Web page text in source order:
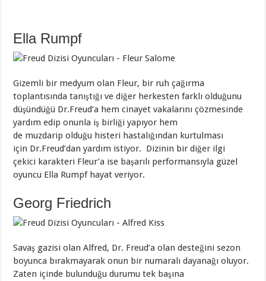
Ella Rumpf
Gizemli bir medyum olan Fleur, bir ruh çağırma
toplantısında tanıştığı ve diğer herkesten farklı olduğunu
düşündüğü Dr.Freud’a hem cinayet vakalarını çözmesinde
yardım edip onunla iş birliği yapıyor hem
de muzdarip olduğu histeri hastalığından kurtulması
için Dr.Freud’dan yardım istiyor. Dizinin bir diğer ilgi
çekici karakteri Fleur’a ise başarılı performansıyla güzel
oyuncu Ella Rumpf hayat veriyor.
Georg Friedrich
Savaş gazisi olan Alfred, Dr. Freud’a olan desteğini sezon
boyunca bırakmayarak onun bir numaralı dayanağı oluyor.
Zaten içinde bulunduğu durumu tek başına